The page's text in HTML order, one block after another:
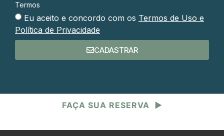
Termos
Eu aceito e concordo com os Termos de Uso e
Política de Privacidade
CADASTRAR
FAÇA SUA RESERVA ▶